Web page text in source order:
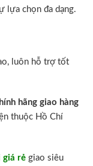
lựa chọn đa dạng.
luôn hỗ trợ tốt
hãng giao hàng
thuộc Hồ Chí
giá rẻ giao siêu